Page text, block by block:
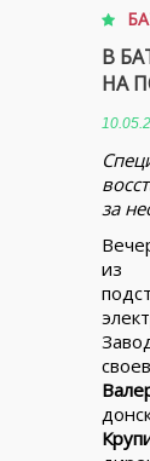
В
НА
за
из